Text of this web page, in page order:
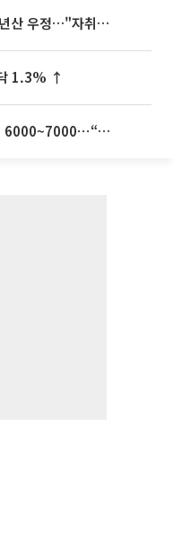
'나혼산' 류혜영, 고경표와 16년산 우정…"자취방서 부모님과 마주쳐"
1.3% ↑
[주간증시전망] 다음주 코스피 6000~7000⋯“外人 수급은 정책이 변수”